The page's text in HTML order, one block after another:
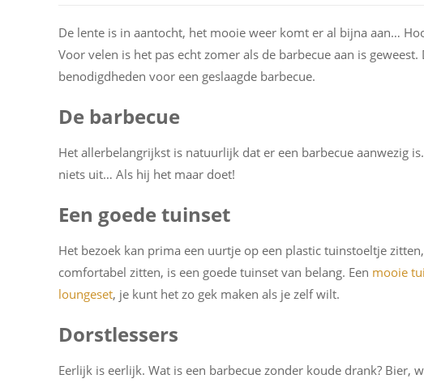
De lente is in aantocht, het mooie weer komt er al bijna aan…
Voor velen is het pas echt zomer als de barbecue aan is
benodigdheden voor een geslaagde barbecue.
De barbecue
Het allerbelangrijkst is natuurlijk dat er een barbecue aanwezig
niets uit… Als hij het maar doet!
Een goede tuinset
Het bezoek kan prima een uurtje op een plastic tuinstoeltje
comfortabel zitten, is een goede tuinset van belang. Een mooie
loungeset, je kunt het zo gek maken als je zelf wilt.
Dorstlessers
Eerlijk is eerlijk. Wat is een barbecue zonder koude drank? Bier,